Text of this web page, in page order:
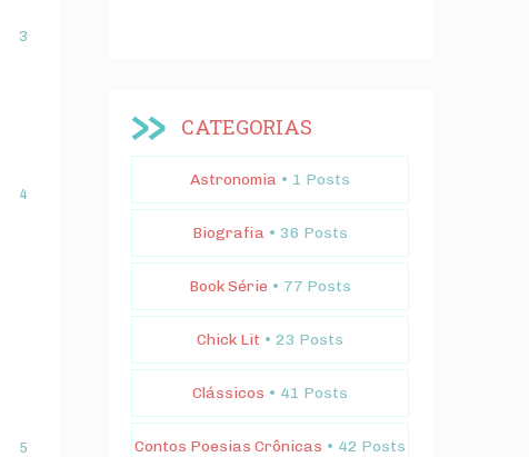
CATEGORIAS
Astronomia • 1 Posts
Biografia • 36 Posts
Book Série • 77 Posts
Chick Lit • 23 Posts
Clássicos • 41 Posts
Contos Poesias Crônicas • 42 Posts